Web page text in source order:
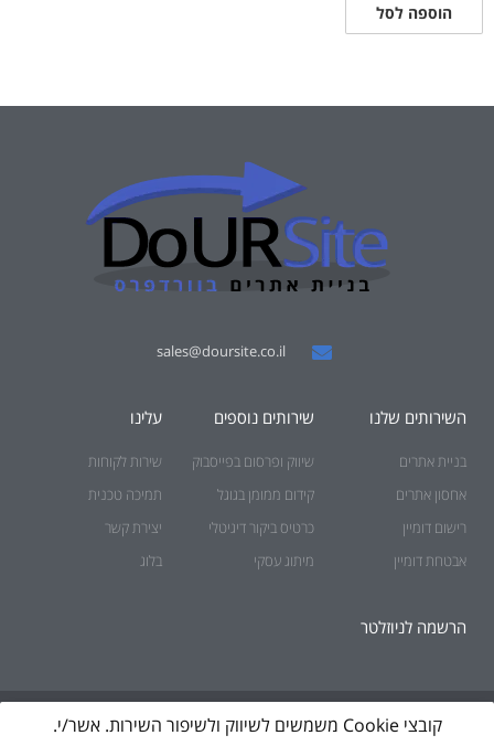
הוספה לסל
sales@doursite.co.il
השירותים שלנו
בניית אתרים
אחסון אתרים
רישום דומיין
אבטחת דומיין
שירותים נוספים
שיווק ופרסום בפייסבוק
קידום ממומן בגוגל
כרטיס ביקור דיגיטלי
מיתוג עסקי
עלינו
שירות לקוחות
תמיכה טכנית
יצירת קשר
בלוג
הרשמה לניוזלטר
קובצי Cookie משמשים לשיווק ולשיפור השירות. אשר/י.